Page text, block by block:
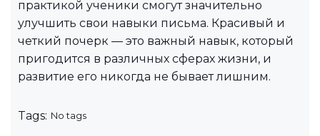
практикой ученики смогут значительно
улучшить свои навыки письма. Красивый и
четкий почерк — это важный навык, который
пригодится в различных сферах жизни, и
развитие его никогда не бывает лишним.
Tags: No tags